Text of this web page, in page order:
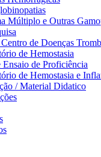
Múltiplo e Outras
de Doenças
de Hemostasia
Ensaio de Proficiência
de Hemostasia e
/ Material Didatico